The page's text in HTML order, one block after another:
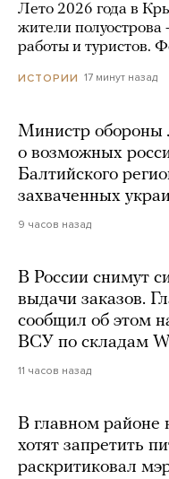
Лето 2026 года в
жители полуострова
работы и туристов.
ИСТОРИИ 17 минут назад
Министр обороны
о возможных
Балтийского
захваченных
9 часов назад
В России снимут
выдачи заказов.
сообщил об этом
ВСУ по складам
11 часов назад
В главном районе
хотят запретить
раскритиковал